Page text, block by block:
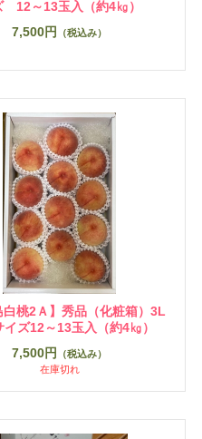
12～13玉入（約4㎏）
7,500円
（税込み）
白桃2Ａ】秀品（化粧箱）3L
ズ12～13玉入（約4㎏）
7,500円
（税込み）
在庫切れ